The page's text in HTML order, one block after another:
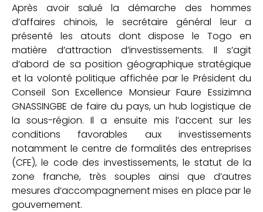
Après avoir salué la démarche des hommes
d’affaires chinois, le secrétaire général leur a
présenté les atouts dont dispose le Togo en
matière d’attraction d’investissements. Il s’agit
d’abord de sa position géographique stratégique
et la volonté politique affichée par le Président du
Conseil Son Excellence Monsieur Faure Essizimna
GNASSINGBE de faire du pays, un hub logistique de
la sous-région. Il a ensuite mis l’accent sur les
conditions favorables aux investissements
notamment le centre de formalités des entreprises
(CFE), le code des investissements, le statut de la
zone franche, très souples ainsi que d’autres
mesures d’accompagnement mises en place par le
gouvernement.